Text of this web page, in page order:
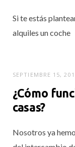
Si te estás
alquiles un coche
SEPTIEMBRE 15,
¿Cómo
casas?
Nosotros ya